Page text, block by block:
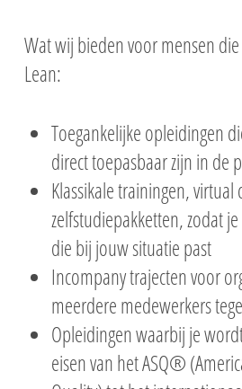
Wat wij bieden voor mensen
Lean:
Toegankelijke opleidingen
direct toepasbaar zijn in de
Klassikale trainingen, virtual
zelfstudiepakketten, zodat
die bij jouw situatie past
Incompany trajecten voor
meerdere medewerkers
Opleidingen waarbij je
eisen van het ASQ®